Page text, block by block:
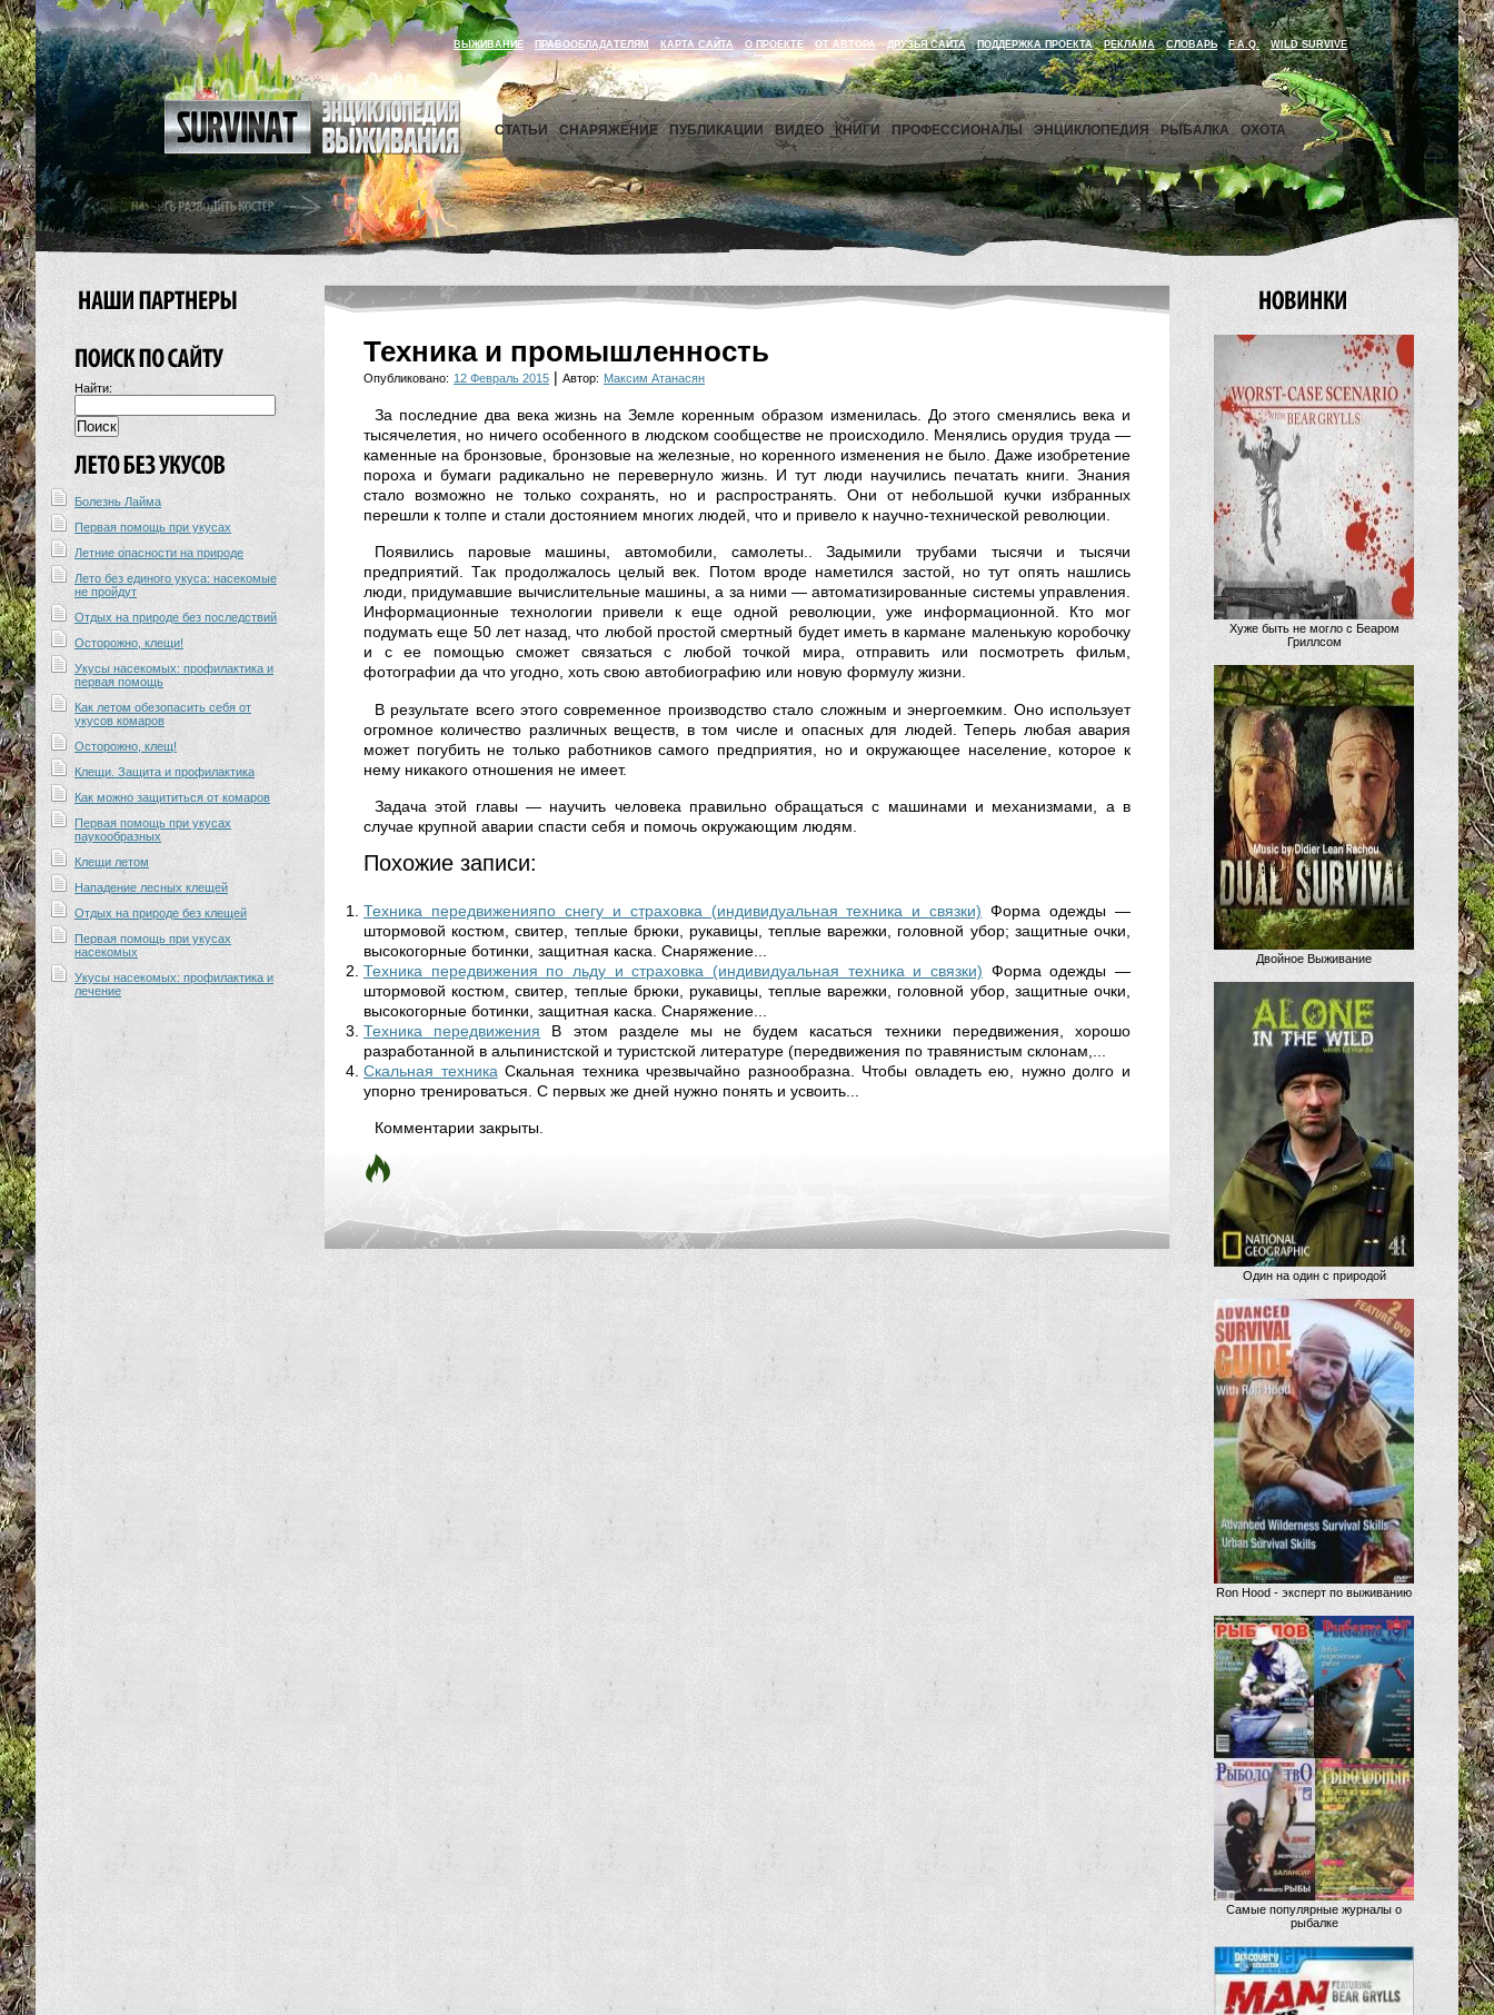
ВЫЖИВАНИЕ ПРАВООБЛАДАТЕЛЯМ КАРТА САЙТА О ПРОЕКТЕ ОТ АВТОРА ДРУЗЬЯ САЙТА ПОДДЕРЖКА ПРОЕКТА РЕКЛАМА СЛОВАРЬ F.A.Q. WILD SURVIVE
СТАТЬИ СНАРЯЖЕНИЕ ПУБЛИКАЦИИ ВИДЕО КНИГИ ПРОФЕССИОНАЛЫ ЭНЦИКЛОПЕДИЯ РЫБАЛКА ОХОТА
Найти:
Болезнь Лайма
Первая помощь при укусах
Летние опасности на природе
Лето без единого укуса: насекомые
не пройдут
Отдых на природе без последствий
Осторожно, клещи!
Укусы насекомых: профилактика и
первая помощь
Как летом обезопасить себя от
укусов комаров
Осторожно, клещ!
Клещи. Защита и профилактика
Как можно защититься от комаров
Первая помощь при укусах
паукообразных
Клещи летом
Нападение лесных клещей
Отдых на природе без клещей
Первая помощь при укусах
насекомых
Укусы насекомых: профилактика и
лечение
Техника и промышленность
Опубликовано: 12 Февраль 2015 | Автор: Максим Атанасян
За последние два века жизнь на Земле коренным образом изменилась. До этого сменялись века и
тысячелетия, но ничего особенного в людском сообществе не происходило. Менялись орудия труда —
каменные на бронзовые, бронзовые на железные, но коренного изменения не было. Даже изобретение
пороха и бумаги радикально не перевернуло жизнь. И тут люди научились печатать книги. Знания
стало возможно не только сохранять, но и распространять. Они от небольшой кучки избранных
перешли к толпе и стали достоянием многих людей, что и привело к научно-технической революции.
Появились паровые машины, автомобили, самолеты.. Задымили трубами тысячи и тысячи
предприятий. Так продолжалось целый век. Потом вроде наметился застой, но тут опять нашлись
люди, придумавшие вычислительные машины, а за ними — автоматизированные системы управления.
Информационные технологии привели к еще одной революции, уже информационной. Кто мог
подумать еще 50 лет назад, что любой простой смертный будет иметь в кармане маленькую коробочку
и с ее помощью сможет связаться с любой точкой мира, отправить или посмотреть фильм,
фотографии да что угодно, хоть свою автобиографию или новую формулу жизни.
В результате всего этого современное производство стало сложным и энергоемким. Оно использует
огромное количество различных веществ, в том числе и опасных для людей. Теперь любая авария
может погубить не только работников самого предприятия, но и окружающее население, которое к
нему никакого отношения не имеет.
Задача этой главы — научить человека правильно обращаться с машинами и механизмами, а в
случае крупной аварии спасти себя и помочь окружающим людям.
Похожие записи:
Техника передвиженияпо снегу и страховка (индивидуальная техника и связки) Форма одежды —
штормовой костюм, свитер, теплые брюки, рукавицы, теплые варежки, головной убор; защитные очки,
высокогорные ботинки, защитная каска. Снаряжение...
Техника передвижения по льду и страховка (индивидуальная техника и связки) Форма одежды —
штормовой костюм, свитер, теплые брюки, рукавицы, теплые варежки, головной убор, защитные очки,
высокогорные ботинки, защитная каска. Снаряжение...
Техника передвижения
В этом разделе мы не будем касаться техники передвижения, хорошо
разработанной в альпинистской и туристской литературе (передвижения по травянистым склонам,...
Скальная техника Скальная техника чрезвычайно разнообразна. Чтобы овладеть ею, нужно долго и
упорно тренироваться. С первых же дней нужно понять и усвоить...
Комментарии закрыты.
Хуже быть не могло с Беаром
Гриллсом
Двойное Выживание
Один на один с природой
Ron Hood - эксперт по выживанию
Самые популярные журналы о
рыбалке